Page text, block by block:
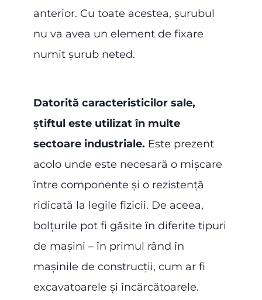
anterior. Cu toate acestea, șurubul
nu va avea un element de fixare
numit șurub neted.
Datorită caracteristicilor sale,
știftul este utilizat în multe
sectoare industriale. Este prezent
acolo unde este necesară o mișcare
între componente și o rezistență
ridicată la legile fizicii. De aceea,
bolțurile pot fi găsite în diferite tipuri
de mașini – în primul rând în
mașinile de construcții, cum ar fi
excavatoarele și încărcătoarele.